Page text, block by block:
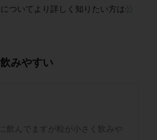
ついてより詳しく知りたい方は公
みやすい
飲んでますが粒が小さく飲みや